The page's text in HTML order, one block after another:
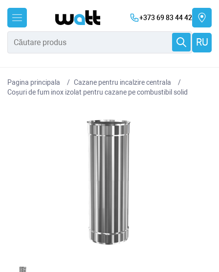
+373 69 83 44 42
RU
Pagina principala
Cazane pentru incalzire centrala
Coșuri de fum inox izolat pentru cazane pe combustibil solid